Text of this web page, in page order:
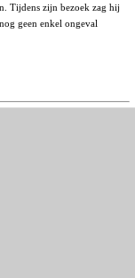
Tijdens zijn bezoek zag hij
geen enkel ongeval